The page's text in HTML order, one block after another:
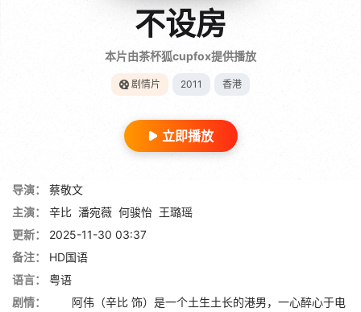
不设房
本片由茶杯狐cupfox提供播放
剧情片 2011 香港
立即播放
导演：
蔡敬文
主演：
辛比 潘宛薇 何骏怡 王璐瑶
更新：
2025-11-30 03:37
备注：
HD国语
语言：
粤语
剧情：
阿伟（辛比 饰）是一个土生土长的港男，一心醉心于电